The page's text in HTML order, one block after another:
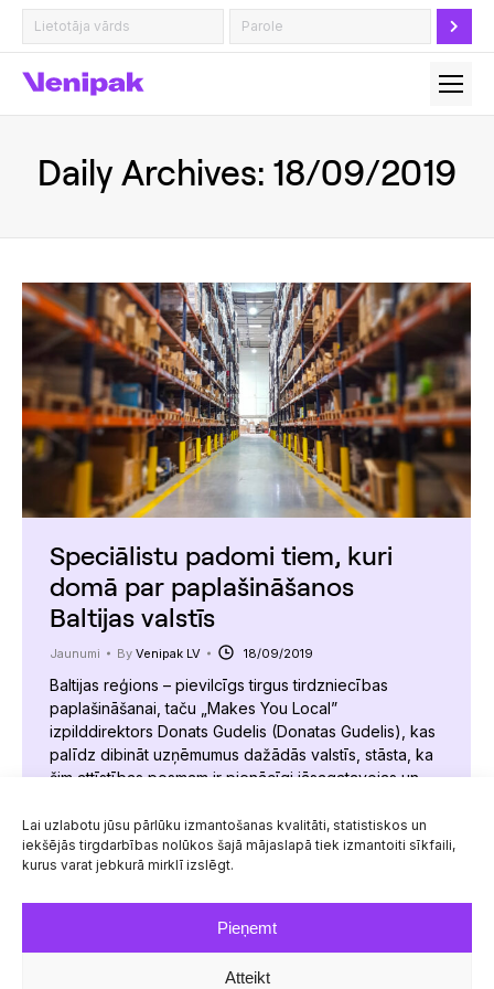
Lai uzlabotu jūsu pārlūku izmantošanas kvalitāti, statistiskos un
iekšējās tirgdarbības nolūkos šajā mājaslapā tiek izmantoiti sīkfaili,
kurus varat jebkurā mirklī izslēgt.
Pieņemt
Atteikt
Daily Archives: 18/09/2019
Speciālistu padomi tiem, kuri
domā par paplašināšanos
Baltijas valstīs
Jaunumi By Venipak LV 18/09/2019
Baltijas reģions – pievilcīgs tirgus tirdzniecības
paplašināšanai, taču „Makes You Local”
izpilddirektors Donats Gudelis (Donatas Gudelis), kas
palīdz dibināt uzņēmumus dažādās valstīs, stāsta, ka
šim attīstības posmam ir pienācīgi jāsagatavojas un
sarunbiedra teiktā, viņam ir nācies redzēt un strādāt
ar daudziem veiksmīgiem projektiem, taču gadās arī
neveiksmes. „Strādājam ar…